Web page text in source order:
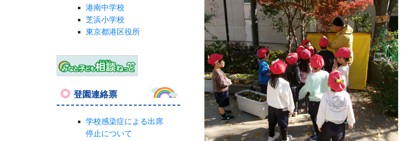
港南中学校
芝浜小学校
東京都港区役所
登園連絡票
学校感染症による出席
停止について